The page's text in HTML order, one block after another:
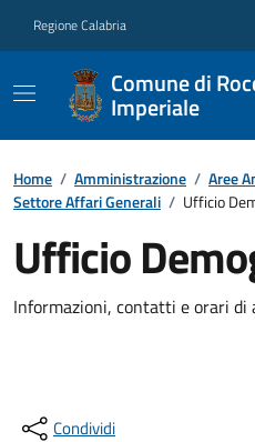
Regione Calabria
Comune di
Imperiale
Home / Amministrazione / Aree
Settore Affari Generali / Ufficio
Ufficio
Informazioni, contatti e orari di
Condividi